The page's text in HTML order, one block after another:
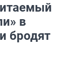
в
бродят